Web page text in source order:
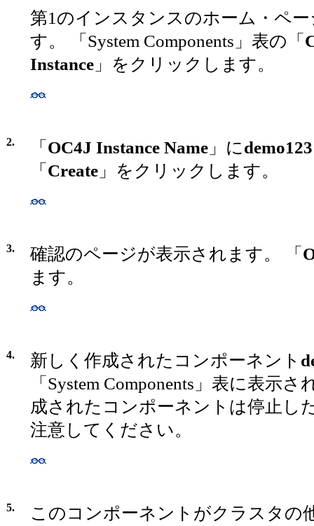
第1のインスタンスのホーム・ペ
す。 「System Components」表の「
Instance 」をクリックします。
2. 「 OC4J Instance Name 」にdemo123
「 Create 」をクリックします。
3. 確認のページが表示されます。 「
ます。
4. 新しく作成されたコンポーネント
「System Components」表に表示
成されたコンポーネントは停止し
注意してください。
5.
このコンポーネントがクラスタの